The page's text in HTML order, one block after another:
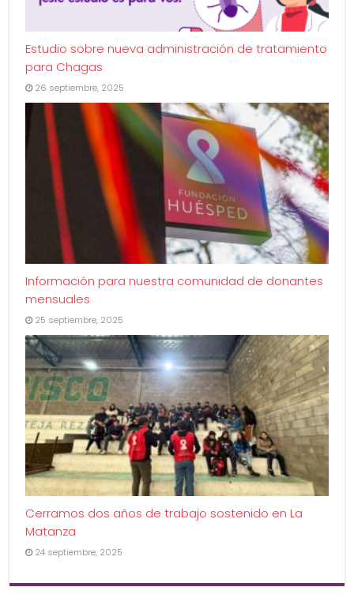
Estudio sobre nueva administración de tratamiento
para Chagas
26 septiembre, 2025
Información para nuestra comunidad de donantes
mensuales
25 septiembre, 2025
Cerramos dos años de trabajo sostenido en La
Matanza
24 septiembre, 2025